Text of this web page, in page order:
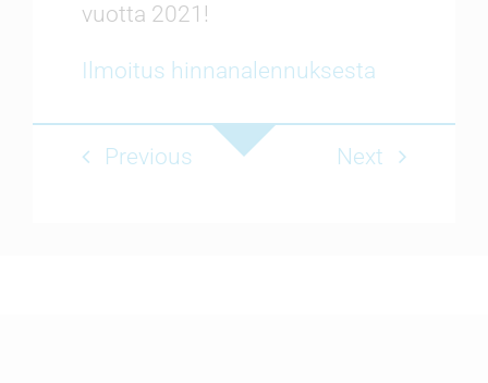
vuotta 2021!
Ilmoitus hinnanalennuksesta
Previous Next